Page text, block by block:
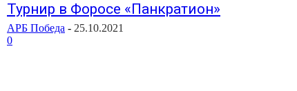
Турнир в Форосе «Панкратион»
АРБ Победа - 25.10.2021
0